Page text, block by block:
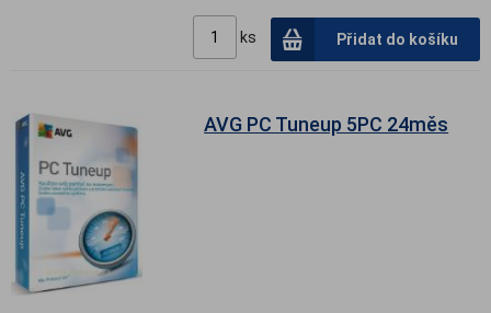
ks Přidat do košíku
AVG PC Tuneup 5PC 24měs